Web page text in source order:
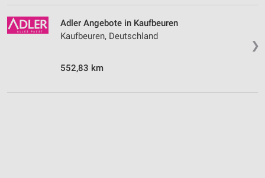
❯
Adler Angebote in Kaufbeuren
Kaufbeuren, Deutschland
552,83 km